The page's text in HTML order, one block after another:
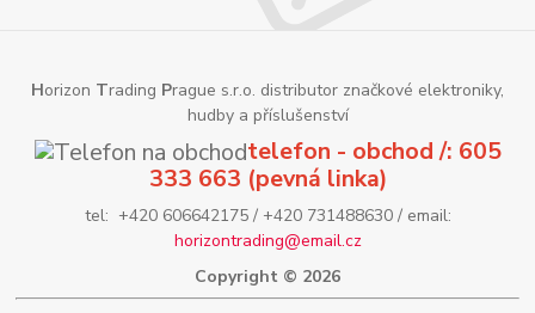
Horizon Trading Prague s.r.o. distributor značkové elektroniky,
hudby a příslušenství
telefon - obchod /: 605
333 663 (pevná linka)
tel: +420 606642175 / +420 731488630 / email:
horizontrading@email.cz
Copyright © 2026